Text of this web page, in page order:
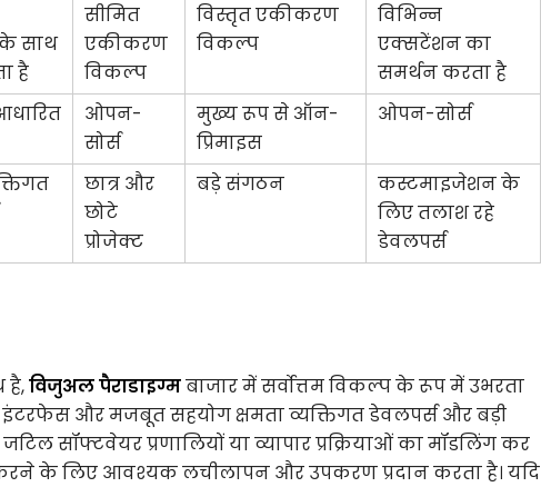
साथ
है
सीमित
एकीकरण
विकल्प
विस्तृत एकीकरण
विकल्प
विभिन्न
एक्सटेंशन का
समर्थन करता है
ओपन-
सोर्स
मुख्य रूप से ऑन-
प्रिमाइस
ओपन-सोर्स
छात्र और
छोटे
प्रोजेक्ट
बड़े संगठन
कस्टमाइजेशन के
लिए तलाश रहे
डेवलपर्स
है,विजुअल पैराडाइग्मबाजार में सर्वोत्तम विकल्प के रूप में उभरता
और मजबूत सहयोग क्षमता व्यक्तिगत डेवलपर्स और बड़ी
सॉफ्टवेयर प्रणालियों या व्यापार प्रक्रियाओं का मॉडलिंग कर
के लिए आवश्यक लचीलापन और उपकरण प्रदान करता है। यदि